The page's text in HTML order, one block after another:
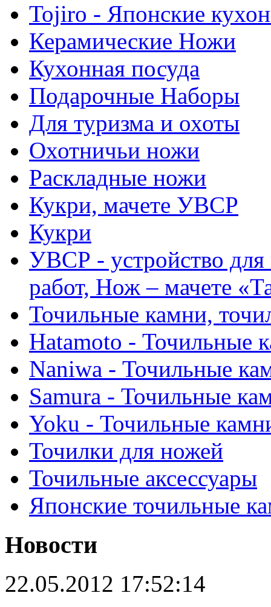
Tojiro - Японские
Керамические Ножи
Кухонная посуда
Подарочные Наборы
Для туризма и охоты
Охотничьи ножи
Раскладные ножи
Кукри, мачете УВСР
Кукри
УВСР - устройство для
работ, Нож – мачете
Точильные камни,
Hatamoto - Точильные
Naniwa - Точильные
Samura - Точильные
Yoku - Точильные
Точилки для ножей
Точильные аксессуары
Японские точильные
Новости
22.05.2012 17:52:14